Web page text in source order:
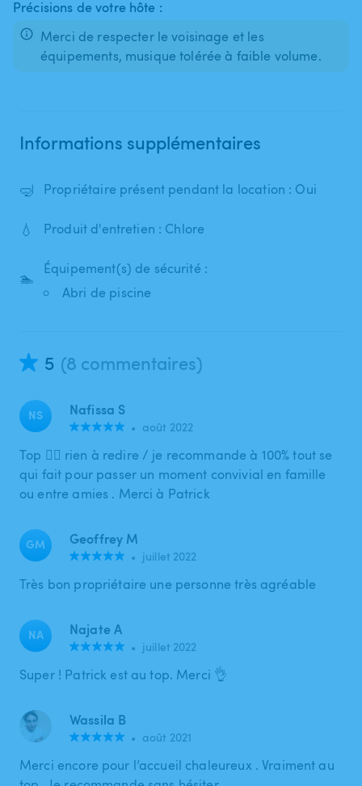
Précisions de votre hôte :
Merci de respecter le voisinage et les
équipements, musique tolérée à faible volume.
Informations supplémentaires
🤿 Propriétaire présent pendant la location : Oui
💧 Produit d'entretien : Chlore
🏊
Équipement(s) de sécurité :
Abri de piscine
5 (8 commentaires)
NS Nafissa S
• août 2022
Top 👍🏽 rien à redire / je recommande à 100% tout se
qui fait pour passer un moment convivial en famille
ou entre amies . Merci à Patrick
GM Geoffrey M
• juillet 2022
Très bon propriétaire une personne très agréable
NA Najate A
• juillet 2022
Super ! Patrick est au top. Merci 👌
Wassila B
• août 2021
Merci encore pour l’accueil chaleureux . Vraiment au